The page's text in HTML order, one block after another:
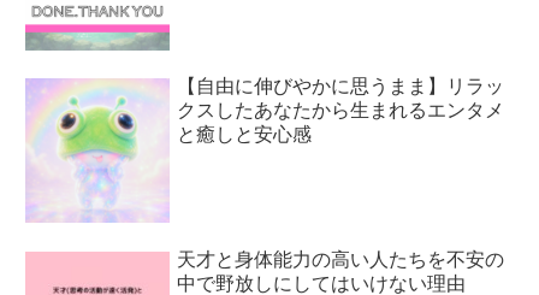
【自由に伸びやかに思うまま】リラッ
クスしたあなたから生まれるエンタメ
と癒しと安心感
天才と身体能力の高い人たちを不安の
中で野放しにしてはいけない理由